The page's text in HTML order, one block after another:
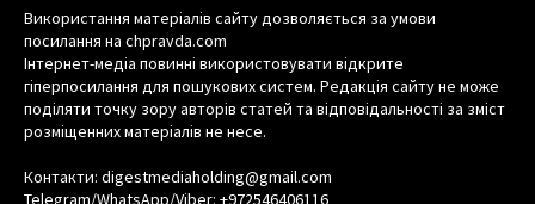
Використання матеріалів сайту дозволяється за умови
посилання на chpravda.com
Інтернет-медіа повинні використовувати відкрите
гіперпосилання для пошукових систем. Редакція сайту не може
поділяти точку зору авторів статей та відповідальності за зміст
розміщенних матеріалів не несе.
Контакти: digestmediaholding@gmail.com
Telegram/WhatsApp/Viber: +972546406116